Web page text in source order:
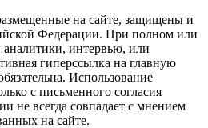
на сайте, защищены и
Федерации. При полном или
аналитики, интервью, или
гиперссылка на главную
Использование
с письменного согласия
не всегда совпадает с мнением
на сайте.